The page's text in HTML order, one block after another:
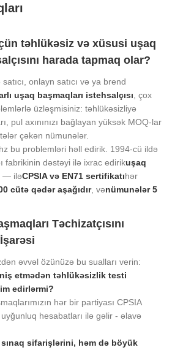
təhlükəsiz və xüsusi uşaq
harada tapmaq olar?
onlayn satıcı və ya brend
uşaq başmaqları istehsalçısı , çox
üzləşmisiniz: təhlükəsizliyə
pul axınınızı bağlayan yüksək MOQ-lar
çəkən nümunələr.
bu problemləri həll edirik. 1994-cü ildə
fabrikinin dəstəyi ilə ixrac edirikuşaq
— iləCPSIA və EN71 sertifikatıhər
cütə qədər aşağıdır, vənümunələr 5
Təchizatçısını
İşarəsi
əvvəl özünüzə bu sualları verin:
etmədən təhlükəsizlik testi
edirlərmi?
hər bir partiyası CPSIA
hesabatları ilə gəlir - əlavə
sifarişlərini, həm də böyük